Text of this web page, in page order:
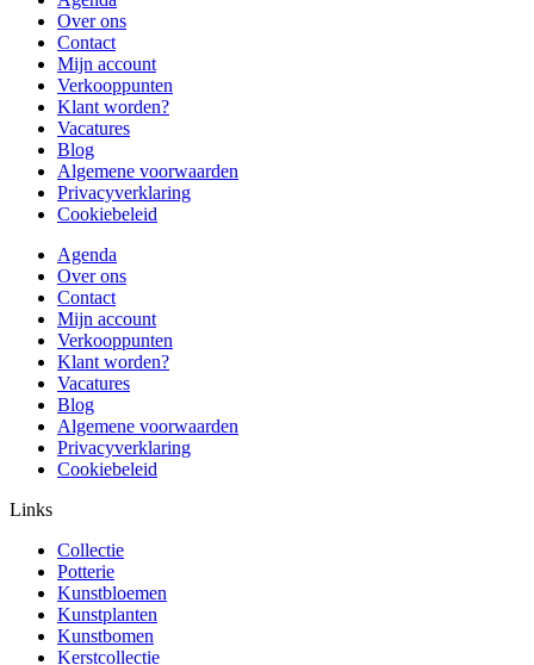
Over ons
Contact
Mijn account
Verkooppunten
Klant worden?
Vacatures
Blog
Algemene voorwaarden
Privacyverklaring
Cookiebeleid
Agenda
Over ons
Contact
Mijn account
Verkooppunten
Klant worden?
Vacatures
Blog
Algemene voorwaarden
Privacyverklaring
Cookiebeleid
Links
Collectie
Potterie
Kunstbloemen
Kunstplanten
Kunstbomen
Kerstcollectie